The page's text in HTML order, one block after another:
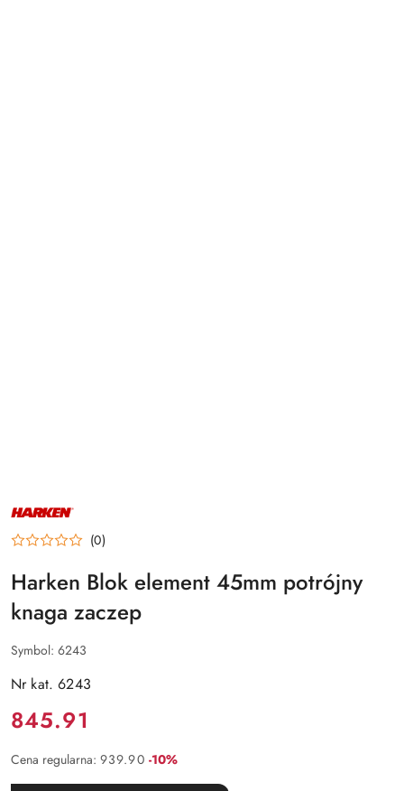
NAZWA
PRODUCENTA:
HARKEN (0)
Harken Blok element 45mm potrójny
knaga zaczep
Symbol: 6243
Nr kat. 6243
Cena:
845.91
Cena regularna: 939.90 Rabat:
-10%